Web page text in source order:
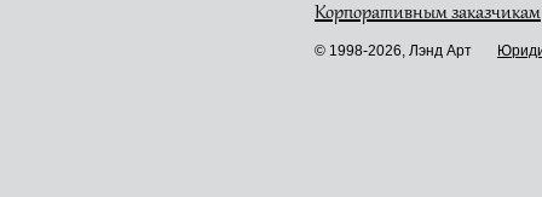
Корпоративным заказчикам
© 1998-2026, Лэнд Арт